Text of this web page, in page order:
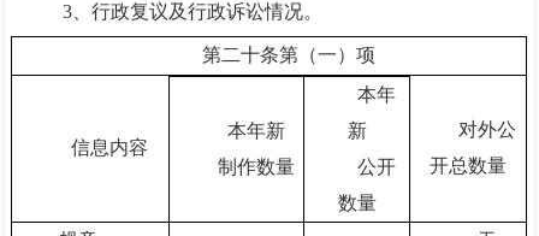
3、行政复议及行政诉讼情况。
第二十条第（一）项
信息内容
本年新
制作数量
本年
新
公开
数量
对外公
开总数量